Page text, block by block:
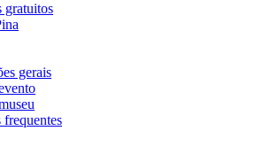
gratuitos
gerais
frequentes